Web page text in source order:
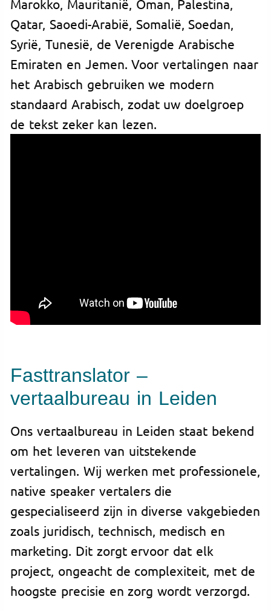
Marokko, Mauritanië, Oman, Palestina,
Qatar, Saoedi-Arabië, Somalië, Soedan,
Syrië, Tunesië, de Verenigde Arabische
Emiraten en Jemen. Voor vertalingen naar
het Arabisch gebruiken we modern
standaard Arabisch, zodat uw doelgroep
de tekst zeker kan lezen.
Fasttranslator –
vertaalbureau in Leiden
Ons vertaalbureau in Leiden staat bekend
om het leveren van uitstekende
vertalingen. Wij werken met professionele,
native speaker vertalers die
gespecialiseerd zijn in diverse vakgebieden
zoals juridisch, technisch, medisch en
marketing. Dit zorgt ervoor dat elk
project, ongeacht de complexiteit, met de
hoogste precisie en zorg wordt verzorgd.